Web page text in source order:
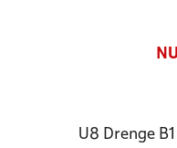
U8 Drenge